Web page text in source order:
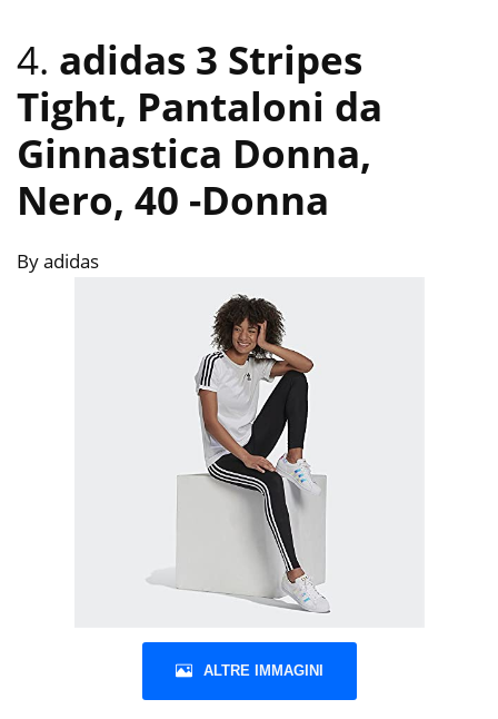
4. adidas 3 Stripes
Tight, Pantaloni da
Ginnastica Donna,
Nero, 40 -Donna
By adidas
ALTRE IMMAGINI